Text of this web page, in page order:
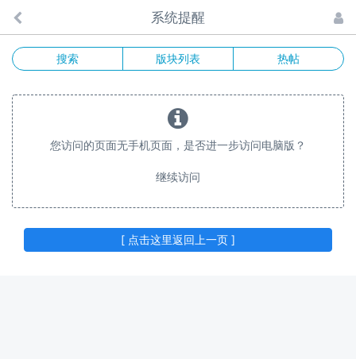
系统提醒
搜索 版块列表 热帖
您访问的页面无手机页面，是否进一步访问电脑版？
继续访问
[ 点击这里返回上一页 ]